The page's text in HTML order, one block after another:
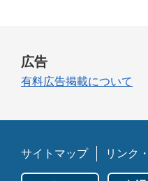
広告
有料広告掲載について
サイトマップ リンク